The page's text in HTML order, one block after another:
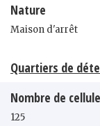
Nature
Maison d'arrêt
Quartiers de
Nombre de
125